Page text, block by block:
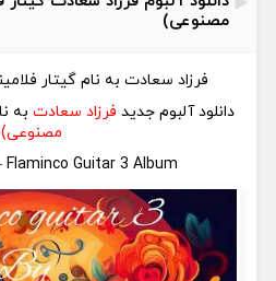
مصنوعی)
فرزاد سعادت به نام گیتار فلامینکو ۳ (هوش
دانلود آلبوم جدید فرزاد سعادت به
مصنوعی)
Guitar 3 Album